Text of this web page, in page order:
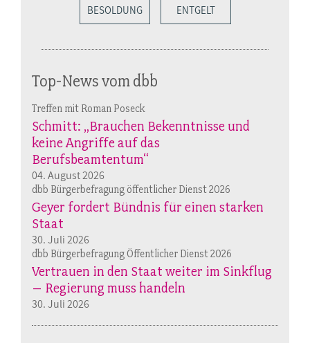
BESOLDUNG ENTGELT
Top-News vom dbb
Treffen mit Roman Poseck
Schmitt: „Brauchen Bekenntnisse und
keine Angriffe auf das
Berufsbeamtentum“
04. August 2026
dbb Bürgerbefragung öffentlicher Dienst 2026
Geyer fordert Bündnis für einen starken
Staat
30. Juli 2026
dbb Bürgerbefragung Öffentlicher Dienst 2026
Vertrauen in den Staat weiter im Sinkflug
– Regierung muss handeln
30. Juli 2026